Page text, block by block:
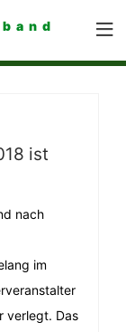
ist
nach
im
verlegt. Das